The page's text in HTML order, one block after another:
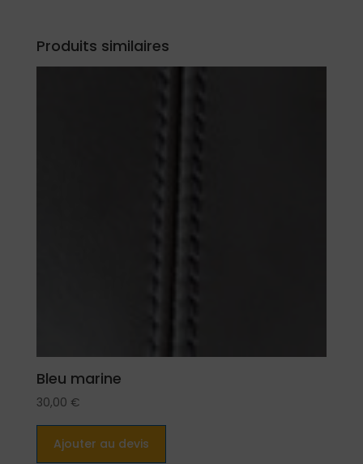
Produits similaires
Bleu marine
30,00 €
Ajouter au devis